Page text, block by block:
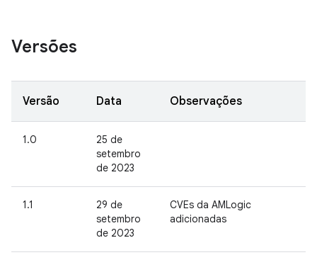
Versões
Versão Data Observações
1.0
25 de
setembro
de 2023
1.1
29 de
setembro
de 2023
CVEs da AMLogic
adicionadas